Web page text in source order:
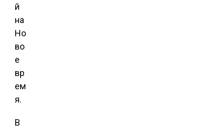
й
на
Но
во
е
вр
ем
я.
В